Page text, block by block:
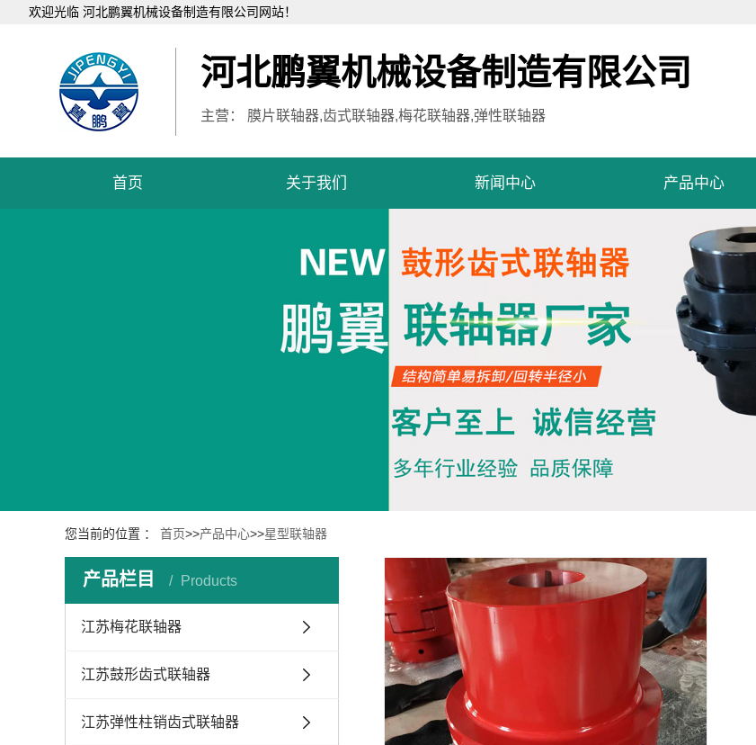
欢迎光临 河北鹏翼机械设备制造有限公司网站！
河北鹏翼机械设备制造有限公司
主营： 膜片联轴器,齿式联轴器,梅花联轴器,弹性联轴器
首页 关于我们 新闻中心 产品中心
您当前的位置 ： 首页>>产品中心>>星型联轴器
产品栏目 Products
江苏梅花联轴器
江苏鼓形齿式联轴器
江苏弹性柱销齿式联轴器